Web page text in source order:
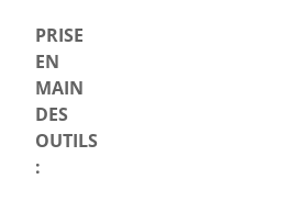
PRISE
EN
MAIN
DES
OUTILS
: